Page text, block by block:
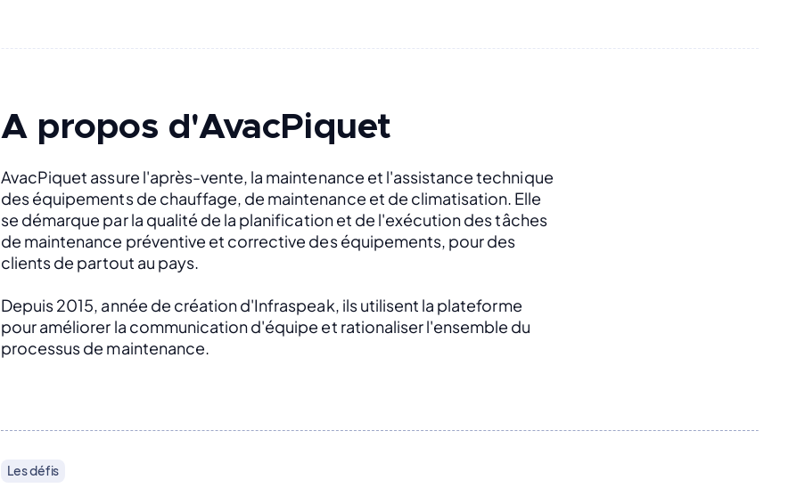
A propos d'AvacPiquet
AvacPiquet assure l'après-vente, la maintenance et l'assistance technique
des équipements de chauffage, de maintenance et de climatisation. Elle
se démarque par la qualité de la planification et de l'exécution des tâches
de maintenance préventive et corrective des équipements, pour des
clients de partout au pays.
Depuis 2015, année de création d'Infraspeak, ils utilisent la plateforme
pour améliorer la communication d'équipe et rationaliser l'ensemble du
processus de maintenance.
Les défis